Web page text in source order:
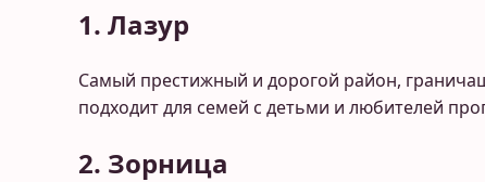
1. Лазур
Самый престижный и дорогой район,
подходит для семей с детьми и любителей
2. Зорница